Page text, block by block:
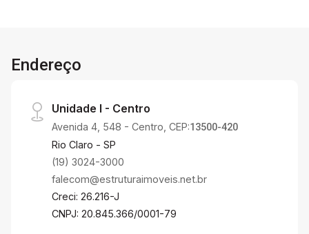
Endereço
Unidade I - Centro
Avenida 4, 548 - Centro, CEP:13500-420
Rio Claro - SP
(19) 3024-3000
falecom@estruturaimoveis.net.br
Creci: 26.216-J
CNPJ: 20.845.366/0001-79